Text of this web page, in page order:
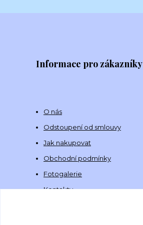
Informace pro zákazníky
O nás
Odstoupení od smlouvy
Jak nakupovat
Obchodní podmínky
Fotogalerie
Kontakty